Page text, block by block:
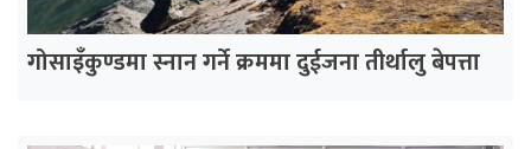
गोसाइँकुण्डमा स्नान गर्ने क्रममा दुईजना तीर्थालु बेपत्ता